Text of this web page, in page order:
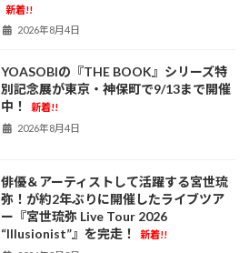
新着!!
2026年8月4日
YOASOBIの『THE BOOK』シリーズ特
別記念展が東京・神保町で9/13まで開催
中！
新着!!
2026年8月4日
俳優＆アーティストして活躍する宮世琉
弥！が約2年ぶりに開催したライブツア
ー『宮世琉弥 Live Tour 2026
“Illusionist”』を完走！
新着!!